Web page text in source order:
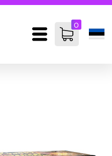
0
items